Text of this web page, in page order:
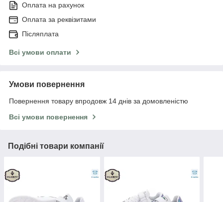
Оплата на рахунок
Оплата за реквізитами
Післяплата
Всі умови оплати
Умови повернення
Повернення товару впродовж 14 днів за домовленістю
Всі умови повернення
Подібні товари компанії